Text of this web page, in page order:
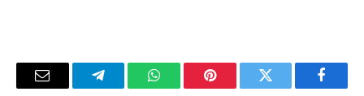
فيسبوك تويتر بينتيريستواتساب تيلقرام
البريد